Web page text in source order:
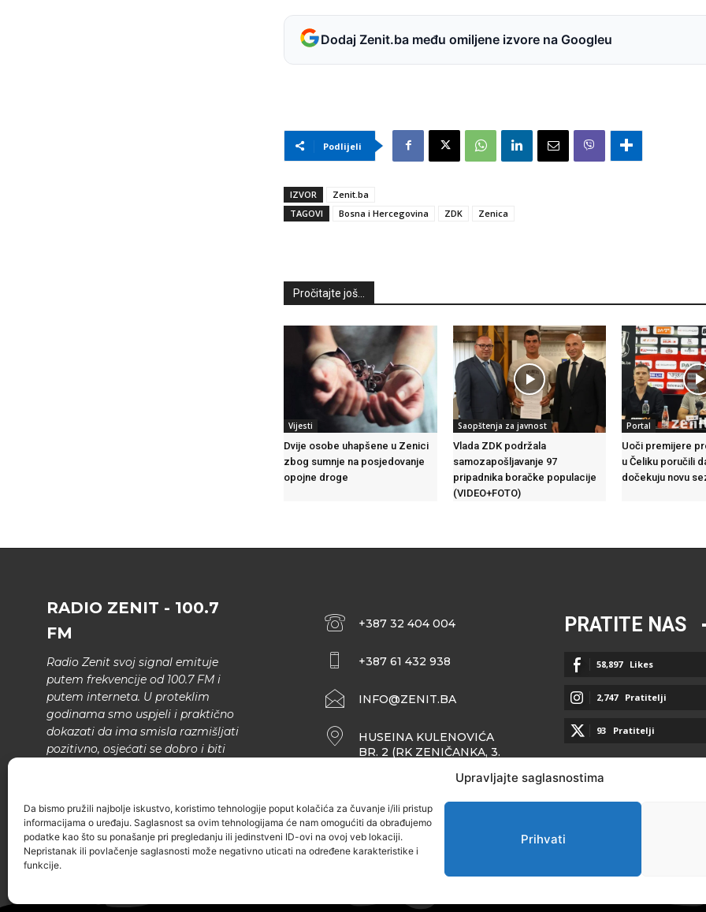
Upravljajte saglasnostima
Da bismo pružili najbolje iskustvo, koristimo tehnologije poput kolačića za čuvanje i/ili pristup
informacijama o uređaju. Saglasnost sa ovim tehnologijama će nam omogućiti da obrađujemo
podatke kao što su ponašanje pri pregledanju ili jedinstveni ID-ovi na ovoj veb lokaciji.
Nepristanak ili povlačenje saglasnosti može negativno uticati na određene karakteristike i
funkcije.
Prihvati
Dodaj Zenit.ba među omiljene izvore na Googleu
Podlijeli
IZVOR
Zenit.ba
TAGOVI
Bosna i Hercegovina ZDK Zenica
Pročitajte još...
Vijesti
Dvije osobe uhapšene u Zenici
zbog sumnje na posjedovanje
opojne droge
Saopštenja za javnost
Vlada ZDK podržala
samozapošljavanje 97
pripadnika boračke populacije
(VIDEO+FOTO)
Portal
Uoči premijere
u Čeliku poručili
dočekuju novu
RADIO ZENIT - 100.7
FM
Radio Zenit svoj signal emituje
putem frekvencije od 100.7 FM i
putem interneta. U proteklim
godinama smo uspjeli i praktično
dokazati da ima smisla razmišljati
pozitivno, osjećati se dobro i biti
narodne muzike..
+387 32 404 004
+387 61 432 938
INFO@ZENIT.BA
HUSEINA KULENOVIĆA
BR. 2 (RK ZENIČANKA, 3.
PRATITE NAS
58,897 Likes
2,747 Pratitelji
93 Pratitelji